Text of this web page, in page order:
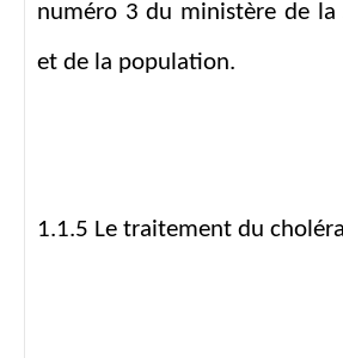
numéro 3 du ministère de la
et de la population.
1.1.5 Le traitement du choléra